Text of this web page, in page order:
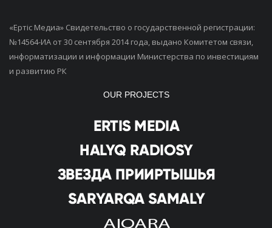
«Ертiс Медиа» Свидетельство о государственной регистрации:
№14564-ИА от 30 сентября 2014 года, выдано Комитетом связи,
информатизации и информации Министерства по инвестициям
и развитию РК
OUR PROJECTS